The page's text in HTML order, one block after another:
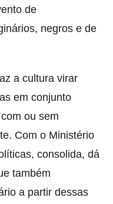
de
negros e de
a cultura virar
em conjunto
ou sem
Com o Ministério
consolida, dá
também
a partir dessas